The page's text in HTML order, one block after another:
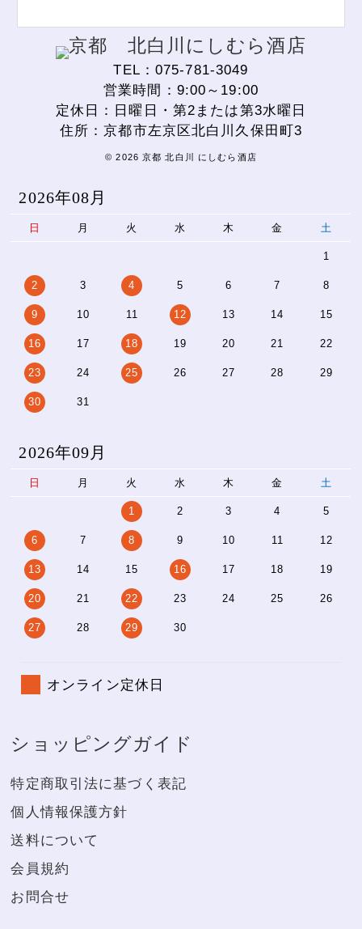
TEL：075-781-3049
営業時間：9:00～19:00
定休日：日曜日・第2または第3水曜日
住所：京都市左京区北白川久保田町3
© 2026 京都 北白川 にしむら酒店
2026年08月
日 月 火 水 木 金 土
1
2 3 4 5 6 7 8
9 10 11 12 13 14 15
16 17 18 19 20 21 22
23 24 25 26 27 28 29
30 31
2026年09月
日 月 火 水 木 金 土
1 2 3 4 5
6 7 8 9 10 11 12
13 14 15 16 17 18 19
20 21 22 23 24 25 26
27 28 29 30
オンライン定休日
ショッピングガイド
特定商取引法に基づく表記
個人情報保護方針
送料について
会員規約
お問合せ